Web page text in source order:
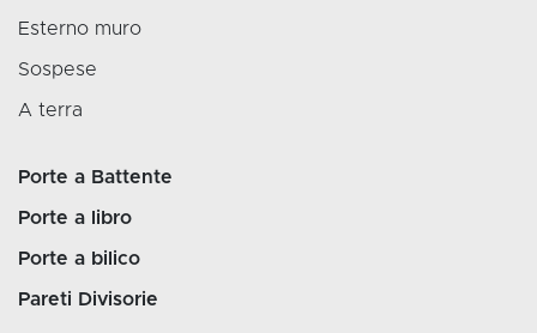
Esterno muro
Sospese
A terra
Porte a Battente
Porte a libro
Porte a bilico
Pareti Divisorie